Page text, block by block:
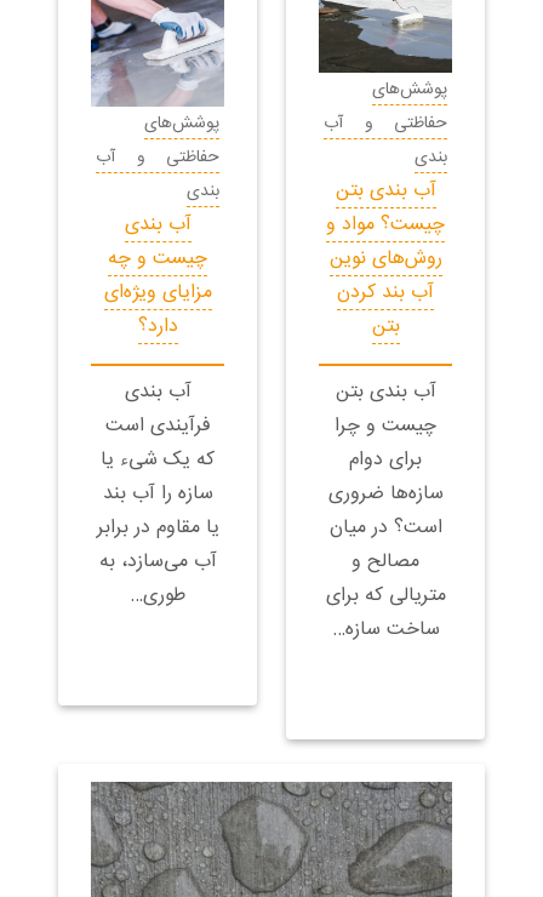
پوشش‌های
حفاظتی و آب
بندی
آب بندی بتن
چیست؟ مواد و
روش‌های نوین
آب بند کردن
بتن
آب بندی بتن
چیست و چرا
برای دوام
سازه‌ها ضروری
است؟ در میان
مصالح و
متریالی که برای
ساخت سازه…
پوشش‌های
حفاظتی و آب
بندی
آب بندی
چیست و چه
مزایای ویژه‌ای
دارد؟
آب بندی
فرآیندی است
که یک شیء یا
سازه را آب بند
یا مقاوم در برابر
آب می‌سازد، به
طوری…